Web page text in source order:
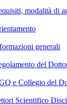
modalità di
generali
del
e Collegio del
Scientifico